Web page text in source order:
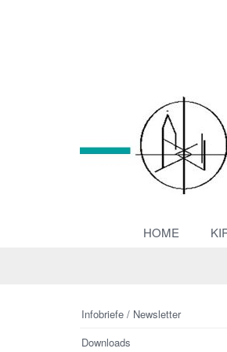
HOME
Infobriefe / Newsletter
Downloads